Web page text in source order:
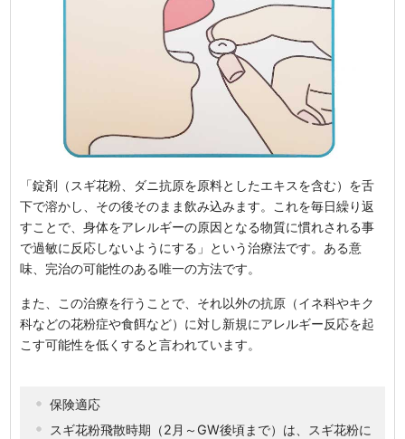
「錠剤（スギ花粉、ダニ抗原を原料としたエキスを含む）を舌
下で溶かし、その後そのまま飲み込みます。これを毎日繰り返
すことで、身体をアレルギーの原因となる物質に慣れされる事
で過敏に反応しないようにする」という治療法です。ある意
味、完治の可能性のある唯一の方法です。
また、この治療を行うことで、それ以外の抗原（イネ科やキク
科などの花粉症や食餌など）に対し新規にアレルギー反応を起
こす可能性を低くすると言われています。
保険適応
スギ花粉飛散時期（2月～GW後頃まで）は、スギ花粉に